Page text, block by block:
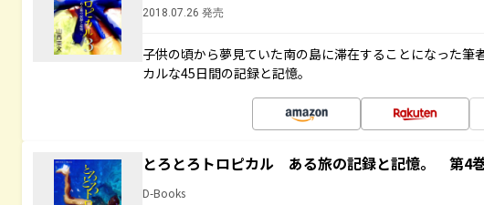
2018.07.26 発売
子供の頃から夢見ていた南の島に滞在することになった筆
カルな45日間の記録と記憶。
とろとろトロピカル ある旅の記録と記憶。 第4
D-Books